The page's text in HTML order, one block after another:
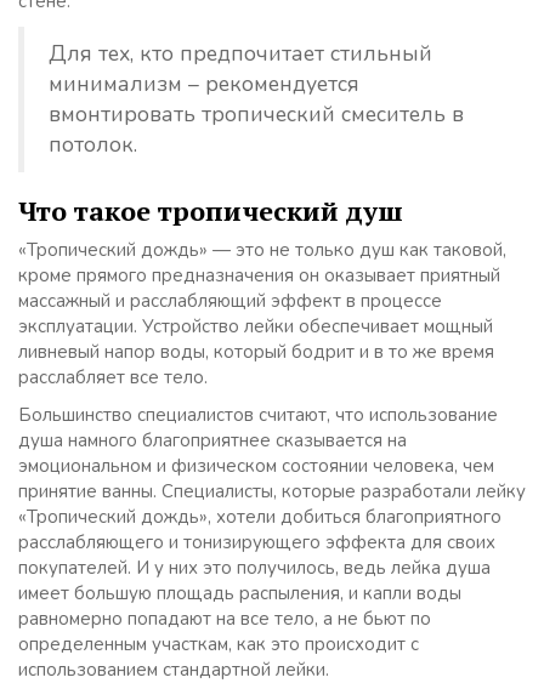
Для тех, кто предпочитает стильный
минимализм – рекомендуется
вмонтировать тропический смеситель в
потолок.
Что такое тропический душ
«Тропический дождь» — это не только душ как таковой,
кроме прямого предназначения он оказывает приятный
массажный и расслабляющий эффект в процессе
эксплуатации. Устройство лейки обеспечивает мощный
ливневый напор воды, который бодрит и в то же время
расслабляет все тело.
Большинство специалистов считают, что использование
душа намного благоприятнее сказывается на
эмоциональном и физическом состоянии человека, чем
принятие ванны. Специалисты, которые разработали лейку
«Тропический дождь», хотели добиться благоприятного
расслабляющего и тонизирующего эффекта для своих
покупателей. И у них это получилось, ведь лейка душа
имеет большую площадь распыления, и капли воды
равномерно попадают на все тело, а не бьют по
определенным участкам, как это происходит с
использованием стандартной лейки.